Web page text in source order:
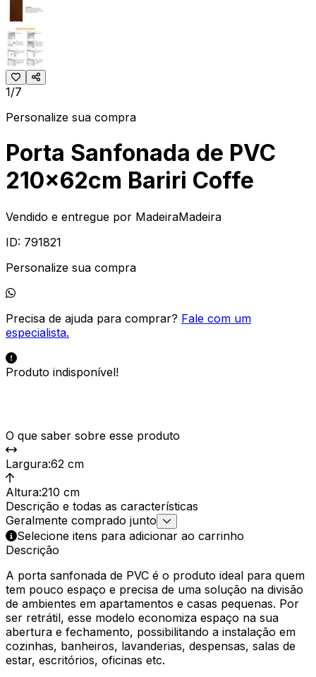
1/7
Personalize sua compra
Porta Sanfonada de PVC
210x62cm Bariri Coffe
Vendido e entregue por MadeiraMadeira
ID: 791821
Personalize sua compra
Precisa de ajuda para comprar? Fale com um
especialista.
Produto indisponível!
O que saber sobre esse produto
Largura:62 cm
Altura:210 cm
Descrição e todas as características
Geralmente comprado junto
Selecione itens para adicionar ao carrinho
Descrição
A porta sanfonada de PVC é o produto ideal para quem
tem pouco espaço e precisa de uma solução na divisão
de ambientes em apartamentos e casas pequenas. Por
ser retrátil, esse modelo economiza espaço na sua
abertura e fechamento, possibilitando a instalação em
cozinhas, banheiros, lavanderias, despensas, salas de
estar, escritórios, oficinas etc.